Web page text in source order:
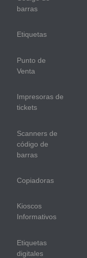
barras
Etiquetas
Punto de
Venta
Impresoras de
tickets
Scanners de
código de
barras
Copiadoras
Kioscos
Informativos
Etiquetas
digitales